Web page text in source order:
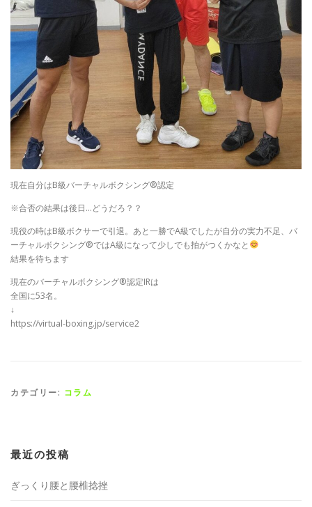
現在自分はB級バーチャルボクシング®️認定
※合否の結果は後日…どうだろ？？
現役の時はB級ボクサーで引退。あと一勝でA級でしたが自分の実力不足、バ
ーチャルボクシング®️ではA級になって少しでも拍がつくかなと
結果を待ちます
現在のバーチャルボクシング®️認定IRは
全国に53名。
↓
https://virtual-boxing.jp/service2
カテゴリー: コラム
最近の投稿
ぎっくり腰と腰椎捻挫